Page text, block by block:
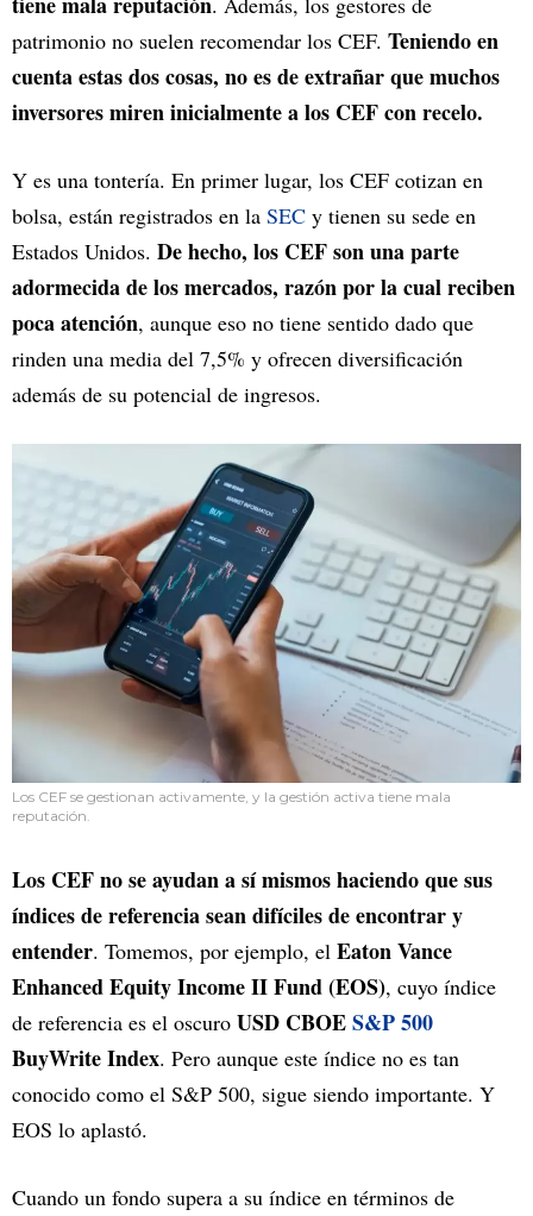
patrimonio no suelen recomendar los CEF. Teniendo en
cuenta estas dos cosas, no es de extrañar que muchos
inversores miren inicialmente a los CEF con recelo.
Y es una tontería. En primer lugar, los CEF cotizan en
bolsa, están registrados en la SEC y tienen su sede en
Estados Unidos. De hecho, los CEF son una parte
adormecida de los mercados, razón por la cual reciben
poca atención, aunque eso no tiene sentido dado que
rinden una media del 7,5% y ofrecen diversificación
además de su potencial de ingresos.
Los CEF se gestionan activamente, y la gestión activa tiene mala
reputación.
Los CEF no se ayudan a sí mismos haciendo que sus
índices de referencia sean difíciles de encontrar y
entender. Tomemos, por ejemplo, el Eaton Vance
Enhanced Equity Income II Fund (EOS), cuyo índice
de referencia es el oscuro USD CBOES&P 500
BuyWrite Index. Pero aunque este índice no es tan
conocido como el S&P 500, sigue siendo importante. Y
EOS lo aplastó.
Cuando un fondo supera a su índice en términos de